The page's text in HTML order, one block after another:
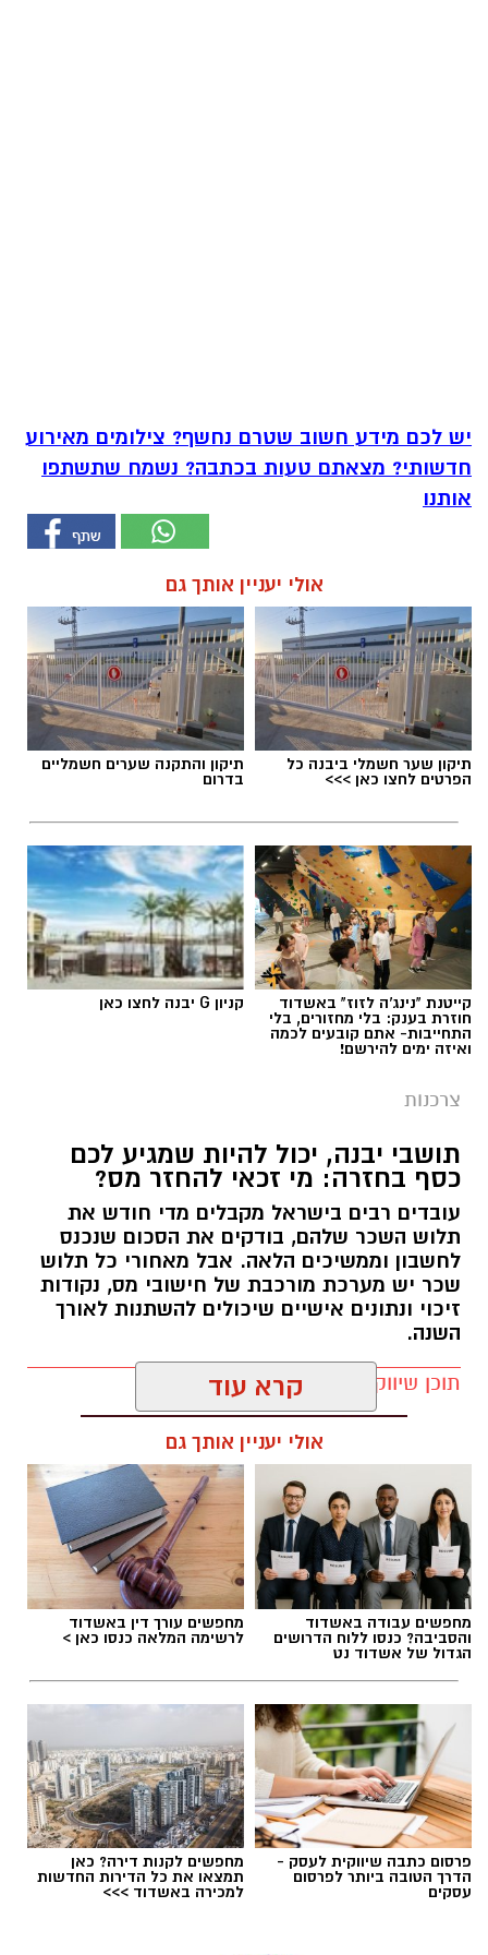
יש לכם מידע חשוב שטרם נחשף? צילומים מאירוע
חדשותי? מצאתם טעות בכתבה? נשמח שתשתפו
אותנו
אולי יעניין אותך גם
תיקון שער חשמלי ביבנה כל
הפרטים לחצו כאן >>>
תיקון והתקנה שערים חשמליים
בדרום
קייטנת "נינג'ה לזוז" באשדוד
חוזרת בענק: בלי מחזורים, בלי
התחייבות- אתם קובעים לכמה
ואיזה ימים להירשם!
קניון G יבנה לחצו כאן
צרכנות
תושבי יבנה, יכול להיות שמגיע לכם
כסף בחזרה: מי זכאי להחזר מס?
עובדים רבים בישראל מקבלים מדי חודש את
תלוש השכר שלהם, בודקים את הסכום שנכנס
לחשבון וממשיכים הלאה. אבל מאחורי כל תלוש
שכר יש מערכת מורכבת של חישובי מס, נקודות
זיכוי ונתונים אישיים שיכולים להשתנות לאורך
השנה.
תוכן שיווקי / 12:58 03.08.26
תגים:בשורה לתושבי יבנה
במקרים מסוימים, השינויים האלה עשויים לגרום
לכך שעובד שילם יותר מס מהנדרש. במצב כזה,
ייתכן שמגיע לו החזר מס.
גם תושבי יבנה, כמו שכירים רבים ברחבי הארץ,
עשויים להיות זכאים להחזר בעקבות שינויים
במקום העבודה, במצב המשפחתי או בנסיבות
האישיות. בדיקה של זכויות המס יכולה לעזור להבין
האם קיים כסף שניתן לקבל בחזרה.
מהו החזר מס ולמה הוא נוצר?
קרא עוד
אולי יעניין אותך גם
מחפשים עבודה באשדוד
והסביבה? כנסו ללוח הדרושים
הגדול של אשדוד נט
מחפשים עורך דין באשדוד
לרשימה המלאה כנסו כאן >
פרסום כתבה שיווקית לעסק -
הדרך הטובה ביותר לפרסום
עסקים
מחפשים לקנות דירה? כאן
תמצאו את כל הדירות החדשות
למכירה באשדוד >>>